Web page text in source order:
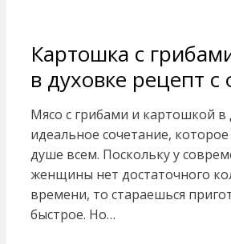
Картошка с
в духовке рецепт с
Мясо с грибами и картошкой в
идеальное сочетание,
душе всем. Поскольку у
женщины нет достаточного
времени, то стараешься
быстрое. Но…